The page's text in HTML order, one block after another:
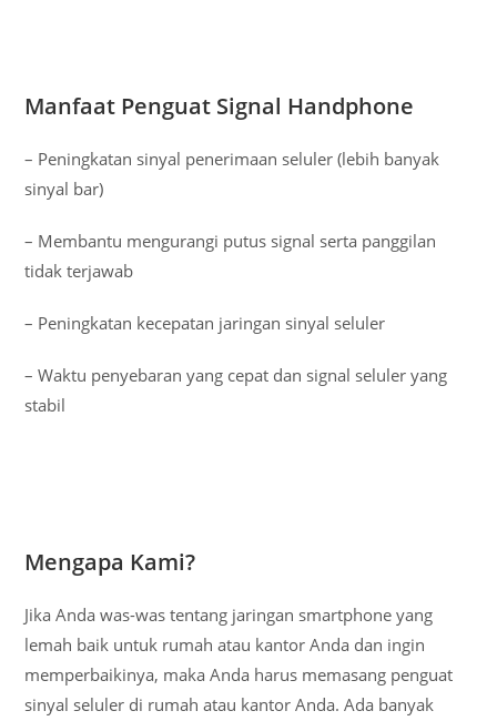
Manfaat Penguat Signal Handphone
– Peningkatan sinyal penerimaan seluler (lebih banyak
sinyal bar)
– Membantu mengurangi putus signal serta panggilan
tidak terjawab
– Peningkatan kecepatan jaringan sinyal seluler
– Waktu penyebaran yang cepat dan signal seluler yang
stabil
Mengapa Kami?
Jika Anda was-was tentang jaringan smartphone yang
lemah baik untuk rumah atau kantor Anda dan ingin
memperbaikinya, maka Anda harus memasang penguat
sinyal seluler di rumah atau kantor Anda. Ada banyak